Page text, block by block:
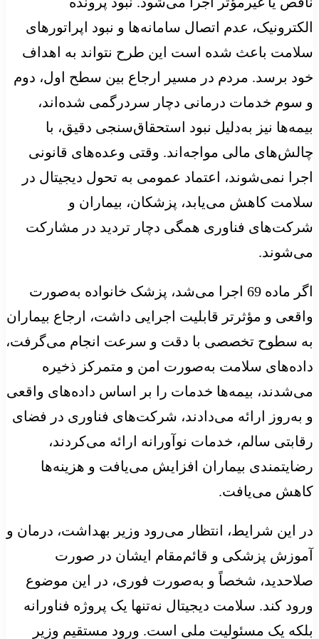
الکترونیک، عدم اتصال سامانه‌ها و نبود اپراتورهای
سلامت باعث شده است این طرح نتواند به اهداف
خود برسد. مردم در مسیر ارجاع بین سطح اول، دوم
و سوم خدمات درمانی دچار سردرگمی شده‌اند،
بیمه‌ها نیز به‌دلیل نبود استحقاق‌سنجی دقیق، با
چالش‌های مالی مواجه‌اند. وقتی وعده‌های قانونی
اجرا نمی‌شوند، اعتماد عمومی به تحول دیجیتال در
سلامت کاهش می‌یابد، پزشکان، بیماران و
شرکت‌های فناوری همگی دچار تردید در مشارکت
می‌شوند.
اگر ماده 69 اجرا می‌شد، پزشک خانواده به‌صورت
واقعی و مؤثرتر قابلیت اجرایی داشت، ارجاع بیماران
به سطوح تخصصی با دقت و سرعت انجام می‌گرفت،
داده‌های سلامت به‌صورت امن و متمرکز ذخیره
می‌شدند، بیمه‌ها خدمات را بر اساس داده‌های واقعی
و به‌روز ارائه می‌دادند، شرکت‌های فناوری در فضای
رقابتی سالم، خدمات نوآورانه ارائه می‌کردند،
رضایتمندی بیماران افزایش می‌یافت و هزینه‌ها
کاهش می‌یافت.
در این شرایط، انتظار می‌رود وزیر بهداشت، درمان و
آموزش پزشکی و قائم‌مقام ایشان در صورت
صلاحدید، شخصاً و به‌صورت فوری، در این موضوع
ورود کند. سلامت دیجیتال نه‌تنها یک پروژه فناورانه
بلکه یک مسئولیت ملی است. ورود مستقیم وزیر